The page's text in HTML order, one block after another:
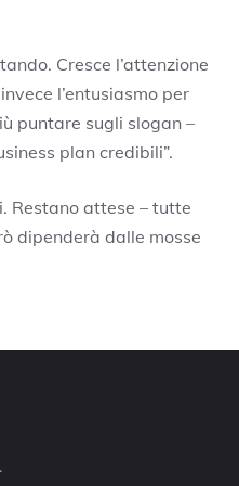
Cresce l’attenzione
l’entusiasmo per
puntare sugli slogan –
plan credibili”.
Restano attese – tutte
dipenderà dalle mosse